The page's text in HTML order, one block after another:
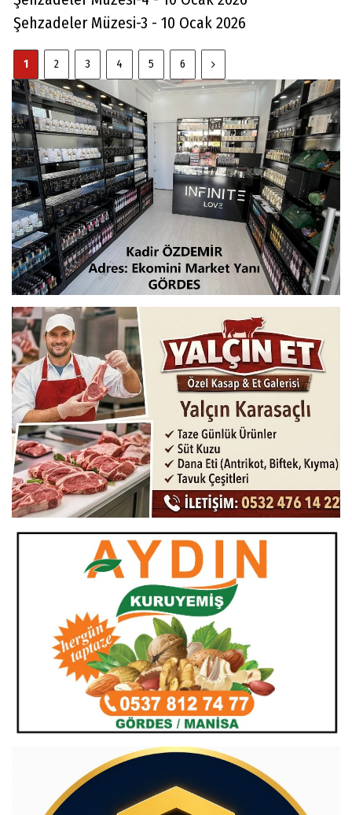
Şehzadeler Müzesi-3 - 10 Ocak 2026
1 2 3 4 5 6